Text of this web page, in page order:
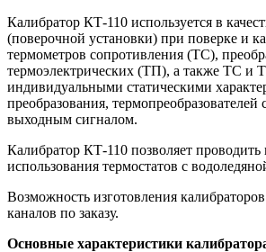
Калибратор КТ-110 используется в
(поверочной установки) при поверке и
термометров сопротивления (ТС),
термоэлектрических (ТП), а также ТС и
индивидуальными статическими
преобразования,
выходным сигналом.
Калибратор КТ-110 позволяет проводить
использования термостатов с
Возможность изготовления
каналов по заказу.
Основные характеристики